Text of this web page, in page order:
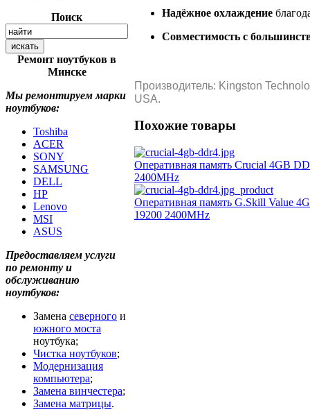
Поиск
Ремонт ноутбуков в
Минске
Мы ремонтируем марки
ноутбуков:
Toshiba
ACER
SONY
SAMSUNG
DELL
HP
Lenovo
MSI
ASUS
Предоставляем услуги
по ремонту и
обслуживанию
ноутбуков:
Замена северного и
южного моста
ноутбука;
Чистка ноутбуков;
Модернизация
компьютера;
Замена винчестера;
Замена матрицы.
Надёжное охлаждение
Совместимость с
Производитель: Kingston
USA.
Похожие товары
Оперативная память Crucial 4GB
2400MHz
Оперативная память G.Skill Value
19200 2400MHz